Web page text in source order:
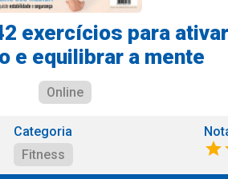
exercícios para
e equilibrar a mente
Online
Categoria
Fitness